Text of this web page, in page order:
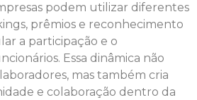
podem utilizar diferentes
prêmios e reconhecimento
a participação e o
Essa dinâmica não
mas também cria
e colaboração dentro da